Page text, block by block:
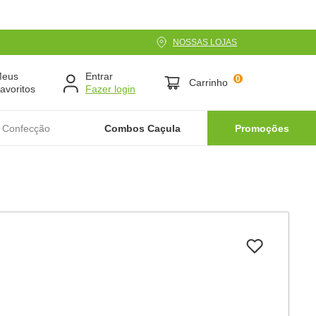
NOSSAS LOJAS
Entrar
Carrinho 0
Combos Caçula Promoções